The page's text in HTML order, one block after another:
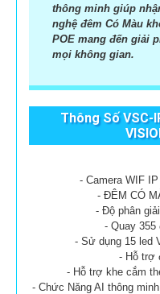
thông minh giúp
nghệ đêm Có Màu
POE mang đến giải
mọi không gian.
Thông Số VSC-
- Camera WIF
- ĐÊM CÓ
- Độ phân
- Quay 355
- Sử dụng 15 led
- Hỗ trợ
- Hỗ trợ khe cắm
- Chức Năng AI thông